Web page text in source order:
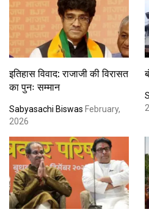
इतिहास विवाद: राजाजी की विरासत
का पुनः सम्मान
Sabyasachi Biswas February,
2026